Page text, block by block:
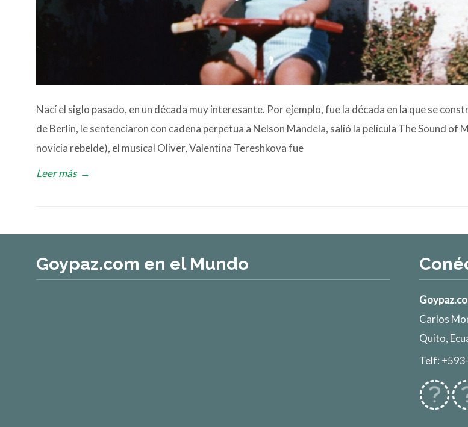
Nací el siglo pasado, en un década muy interesante. Por ejemplo, fue la década en la que se
de Berlín, le sentenciaron con cadena perpetua a Nelson Mandela, salió la película The Sound of
novicia rebelde), el musical Oliver, Valentina Tereshkova fue
Leer más →
Goypaz.com en el Mundo
Carlos
Quito,
Telf: